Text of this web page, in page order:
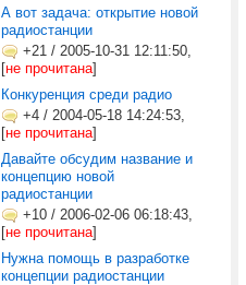
А вот задача: открытие новой
радиостанции
+21 / 2005-10-31 12:11:50,
[не прочитана]
Конкуренция среди радио
+4 / 2004-05-18 14:24:53,
[не прочитана]
Давайте обсудим название и
концепцию новой
радиостанции
+10 / 2006-02-06 06:18:43,
[не прочитана]
Нужна помощь в разработке
концепции радиостанции